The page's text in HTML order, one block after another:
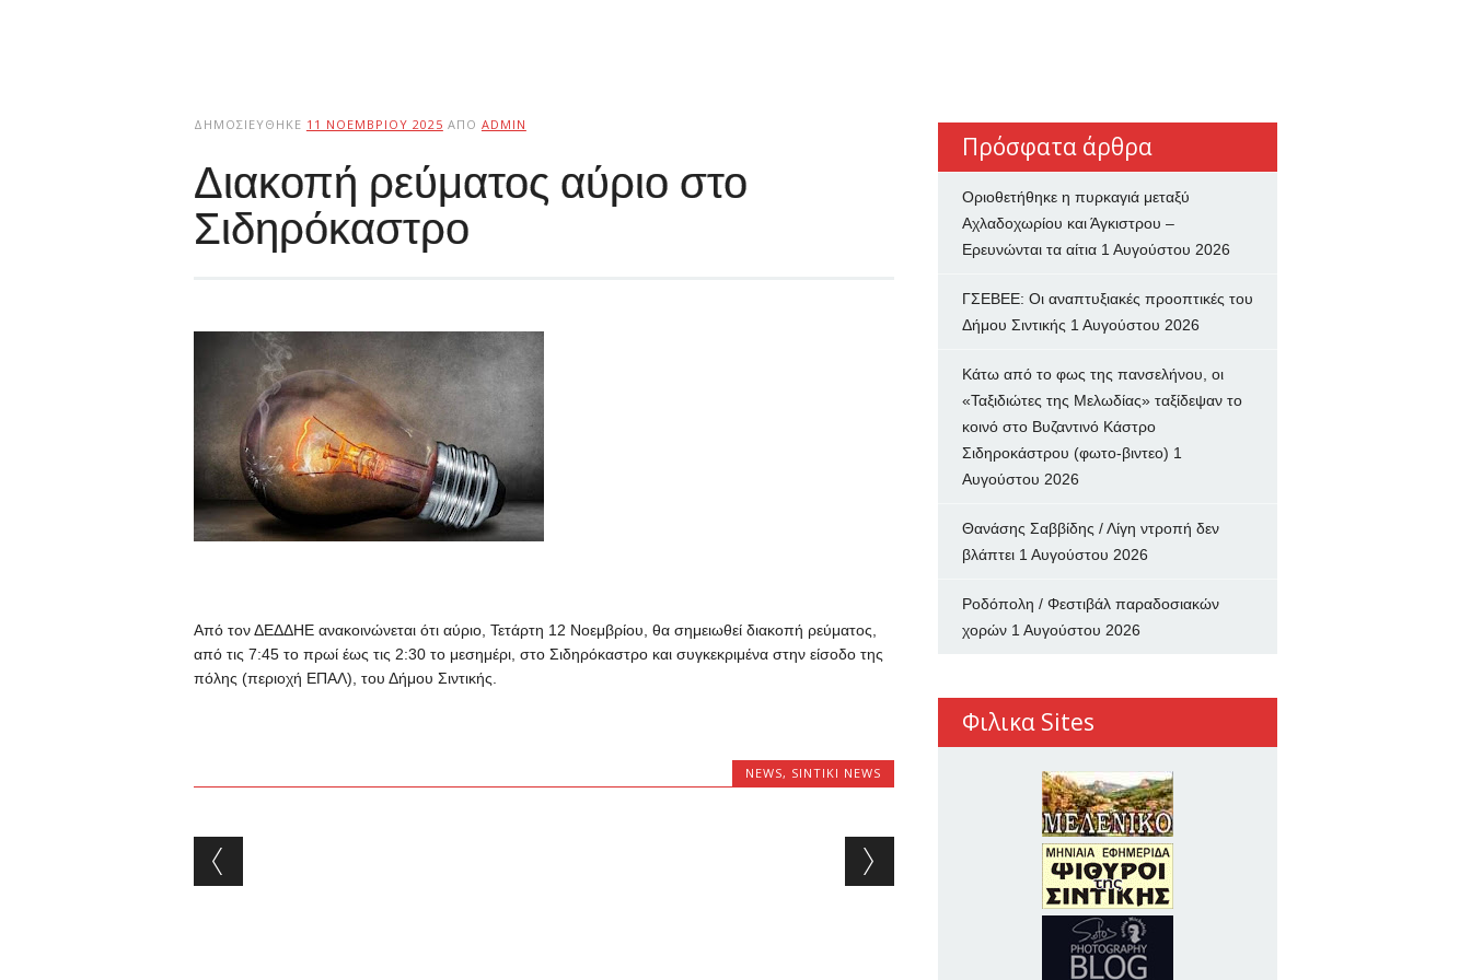
ΔΗΜΟΣΙΕΎΘΗΚΕ 11 ΝΟΕΜΒΡΊΟΥ 2025 ΑΠΌ ADMIN
Διακοπή ρεύματος αύριο στο
Σιδηρόκαστρο
Από τον ΔΕΔΔΗΕ ανακοινώνεταιότι αύριο, Τετάρτη 12 Νοεμβρίου, θα σημειωθεί διακοπή ρεύματος,
από τις 7:45 το πρωί έως τις 2:30 το μεσημέρι, στο Σιδηρόκαστρο και συγκεκριμένα στην είσοδο της
πόλης (περιοχή ΕΠΑΛ), του Δήμου Σιντικής.
NEWS, SINTIKI NEWS
Post navigation
Πρόσφατα άρθρα
Οριοθετήθηκε η πυρκαγιά μεταξύ
Αχλαδοχωρίου και Άγκιστρου –
Ερευνώνται τα αίτια 1 Αυγούστου 2026
ΓΣΕΒΕΕ: Οι αναπτυξιακές προοπτικές του
Δήμου Σιντικής 1 Αυγούστου 2026
Κάτω από το φως της πανσελήνου, οι
«Ταξιδιώτες της Μελωδίας» ταξίδεψαν το
κοινό στο Βυζαντινό Κάστρο
Σιδηροκάστρου (φωτο-βιντεο) 1
Αυγούστου 2026
Θανάσης Σαββίδης / Λίγη ντροπή δεν
βλάπτει 1 Αυγούστου 2026
Ροδόπολη / Φεστιβάλ παραδοσιακών
χορών 1 Αυγούστου 2026
Φιλικα Sites